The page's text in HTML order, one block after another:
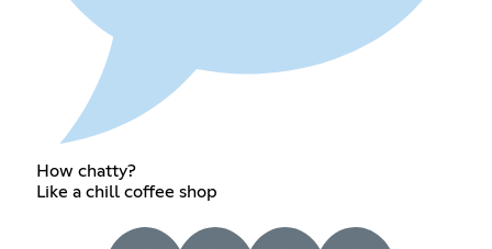
How chatty?
Like a chill coffee shop